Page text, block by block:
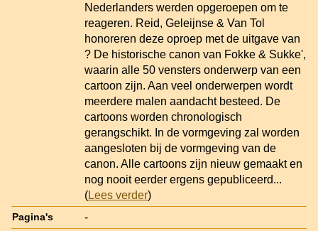
Nederlanders werden opgeroepen om te
reageren. Reid, Geleijnse & Van Tol
honoreren deze oproep met de uitgave van
? De historische canon van Fokke & Sukke',
waarin alle 50 vensters onderwerp van een
cartoon zijn. Aan veel onderwerpen wordt
meerdere malen aandacht besteed. De
cartoons worden chronologisch
gerangschikt. In de vormgeving zal worden
aangesloten bij de vormgeving van de
canon. Alle cartoons zijn nieuw gemaakt en
nog nooit eerder ergens gepubliceerd...
(Lees verder)
Pagina's -